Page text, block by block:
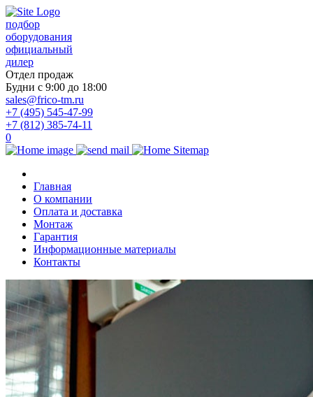
подбор
оборудования
официальный
дилер
Отдел продаж
Будни с 9:00 до 18:00
sales@frico-tm.ru
+7 (495) 545-47-99
+7 (812) 385-74-11
0
Главная
О компании
Оплата и доставка
Монтаж
Гарантия
Информационные материалы
Контакты